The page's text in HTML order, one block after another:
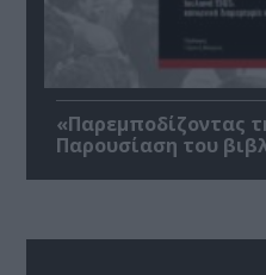
«Παρεμποδίζοντας
Παρουσίαση του